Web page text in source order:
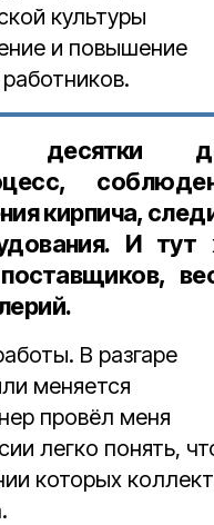
культуры
и повышение
десятки
кирпича,
И
В разгаре
меняется
провёл меня
легко понять,
которых